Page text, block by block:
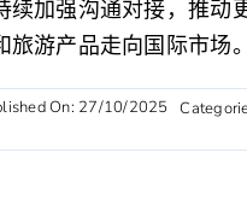
续加强沟通对接，推动
旅游产品走向国际市场。
On: 27/10/2025